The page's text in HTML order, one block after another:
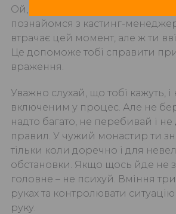
Ой, і не забудь привітатись!
познайомся з кастинг-
втрачає цей момент, але ж ти
Це допоможе тобі справити
враження.
Уважно слухай, що тобі кажуть, і
включеним у процес. Але не
надто багато, не перебивай і не
правил. У чужий монастир ти
тільки коли доречно і для
обстановки. Якщо щось йде не
головне – не психуй. Вміння
руках та контролювати
руку.